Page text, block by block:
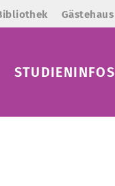
Gästehaus
STUDIENINFOS